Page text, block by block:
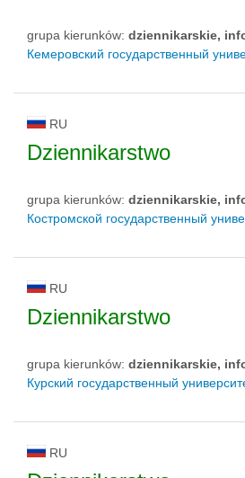
grupa kierunków: dziennikarskie,
Кемеровский государственный
RU
Dziennikarstwo
grupa kierunków: dziennikarskie,
Костромской государственный
RU
Dziennikarstwo
grupa kierunków: dziennikarskie,
Курский государственный
RU